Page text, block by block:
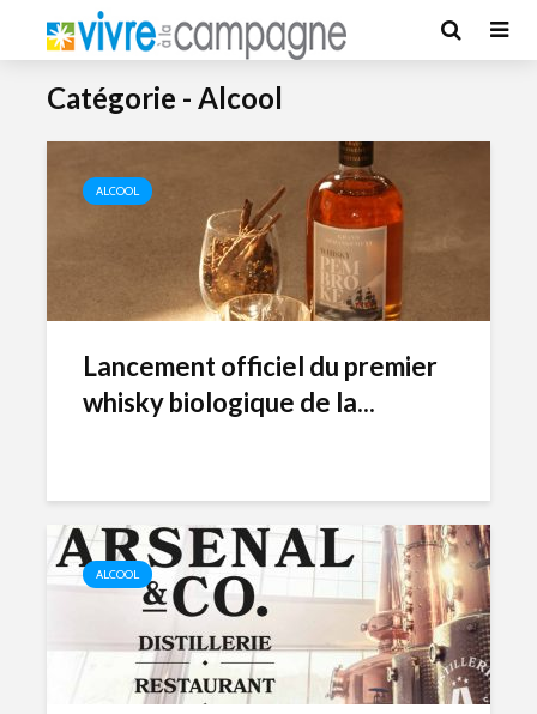
Catégorie - Alcool
ALCOOL
Lancement officiel du premier
whisky biologique de la...
ALCOOL